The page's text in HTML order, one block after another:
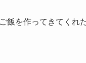
飯を作ってきてくれ